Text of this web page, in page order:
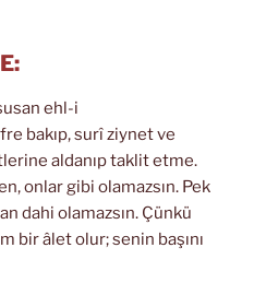
ehl-i
bakıp, surî ziynet ve
aldanıp taklit etme.
onlar gibi olamazsın. Pek
dahi olamazsın. Çünkü
bir âlet olur; senin başını